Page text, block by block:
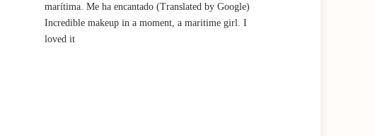
marítima. Me ha encantado (Translated by Google)
Incredible makeup in a moment, a maritime girl. I
loved it